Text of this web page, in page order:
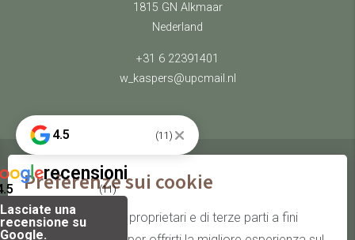
1815 GN Alkmaar
Nederland
+31 6 22391401
w_kaspers@upcmail.nl
© Bed & Breakfast Nassau
site by Webstart
4.5 (11)
recensioni
(11)
Lasciate una
recensione su
Google.
Preferenze sui cookie
Utilizziamo cookie proprietari e di terze parti a fini